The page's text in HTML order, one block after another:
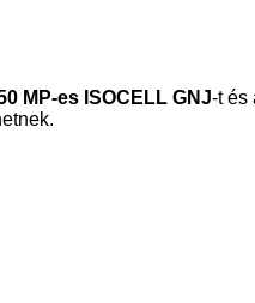
MP-es ISOCELL GNJ-t és